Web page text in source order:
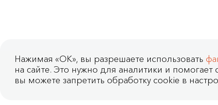
Нажимая «OK», вы разрешаете использовать
на сайте. Это нужно для аналитики и помогает
вы можете запретить обработку cookie в